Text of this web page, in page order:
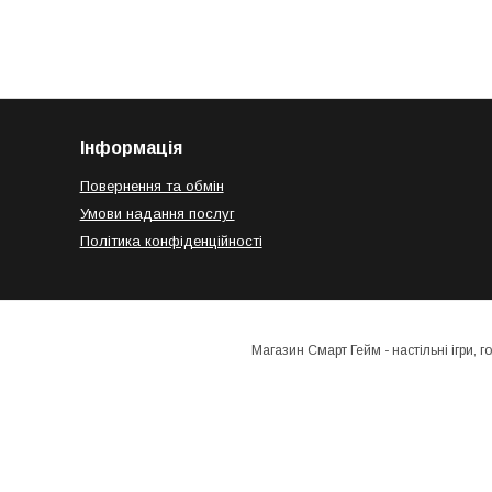
Інформація
Повернення та обмін
Умови надання послуг
Політика конфіденційності